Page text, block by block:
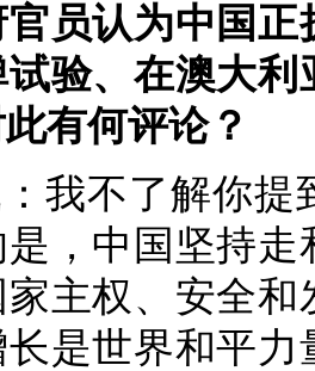
员认为中国
验、在澳大
有何评论？
我不了解你提
，中国坚持
家主权、安全
是世界和平